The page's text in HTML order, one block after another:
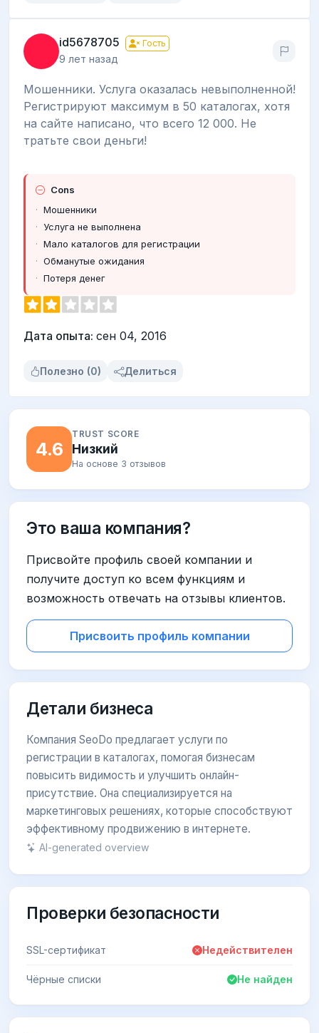
id5678705 Гость
9 лет назад
Мошенники. Услуга оказалась невыполненной!
Регистрируют максимум в 50 каталогах, хотя
на сайте написано, что всего 12 000. Не
тратьте свои деньги!
Cons
Мошенники
Услуга не выполнена
Мало каталогов для регистрации
Обманутые ожидания
Потеря денег
Дата опыта: сен 04, 2016
Полезно (0) Делиться
4.6
TRUST SCORE
Низкий
На основе 3 отзывов
Это ваша компания?
Присвойте профиль своей компании и
получите доступ ко всем функциям и
возможность отвечать на отзывы клиентов.
Присвоить профиль компании
Детали бизнеса
Компания SeoDo предлагает услуги по
регистрации в каталогах, помогая бизнесам
повысить видимость и улучшить онлайн-
присутствие. Она специализируется на
маркетинговых решениях, которые способствуют
эффективному продвижению в интернете.
AI-generated overview
Проверки безопасности
SSL-сертификат Недействителен
Чёрные списки Не найден